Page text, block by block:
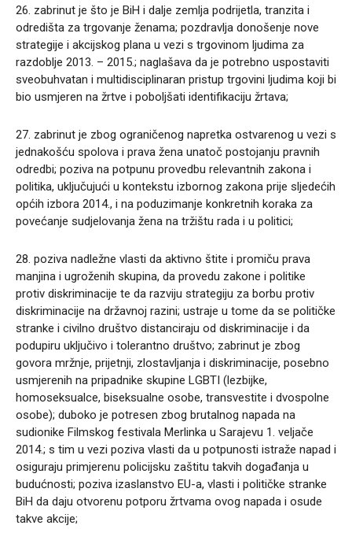
26. zabrinut je što je BiH i dalje zemlja podrijetla, tranzita i
odredišta za trgovanje ženama; pozdravlja donošenje nove
strategije i akcijskog plana u vezi s trgovinom ljudima za
razdoblje 2013. – 2015.; naglašava da je potrebno uspostaviti
sveobuhvatan i multidisciplinaran pristup trgovini ljudima koji bi
bio usmjeren na žrtve i poboljšati identifikaciju žrtava;
27. zabrinut je zbog ograničenog napretka ostvarenog u vezi s
jednakošću spolova i prava žena unatoč postojanju pravnih
odredbi; poziva na potpunu provedbu relevantnih zakona i
politika, uključujući u kontekstu izbornog zakona prije sljedećih
općih izbora 2014., i na poduzimanje konkretnih koraka za
povećanje sudjelovanja žena na tržištu rada i u politici;
28. poziva nadležne vlasti da aktivno štite i promiču prava
manjina i ugroženih skupina, da provedu zakone i politike
protiv diskriminacije te da razviju strategiju za borbu protiv
diskriminacije na državnoj razini; ustraje u tome da se političke
stranke i civilno društvo distanciraju od diskriminacije i da
podupiru uključivo i tolerantno društvo; zabrinut je zbog
govora mržnje, prijetnji, zlostavljanja i diskriminacije, posebno
usmjerenih na pripadnike skupine LGBTI (lezbijke,
homoseksualce, biseksualne osobe, transvestite i dvospolne
osobe); duboko je potresen zbog brutalnog napada na
sudionike Filmskog festivala Merlinka u Sarajevu 1. veljače
2014.; s tim u vezi poziva vlasti da u potpunosti istraže napad i
osiguraju primjerenu policijsku zaštitu takvih događanja u
budućnosti; poziva izaslanstvo EU-a, vlasti i političke stranke
BiH da daju otvorenu potporu žrtvama ovog napada i osude
takve akcije;